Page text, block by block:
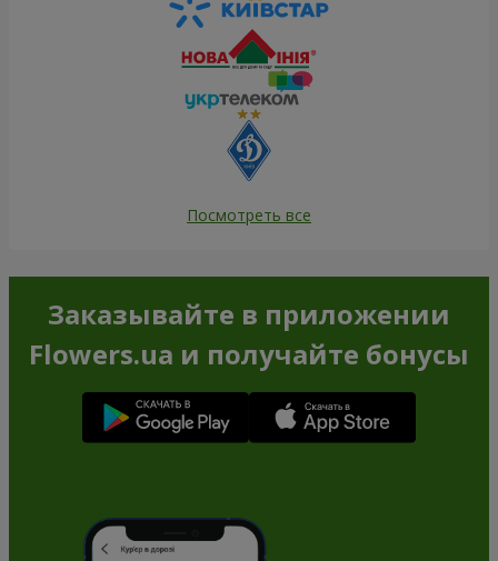
Посмотреть все
Заказывайте в приложении
Flowers.ua и получайте бонусы